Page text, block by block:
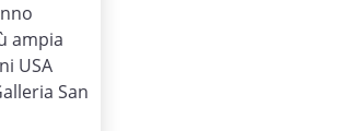
ampia
USA
San